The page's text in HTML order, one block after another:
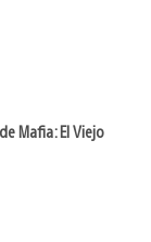
Mafia: El Viejo